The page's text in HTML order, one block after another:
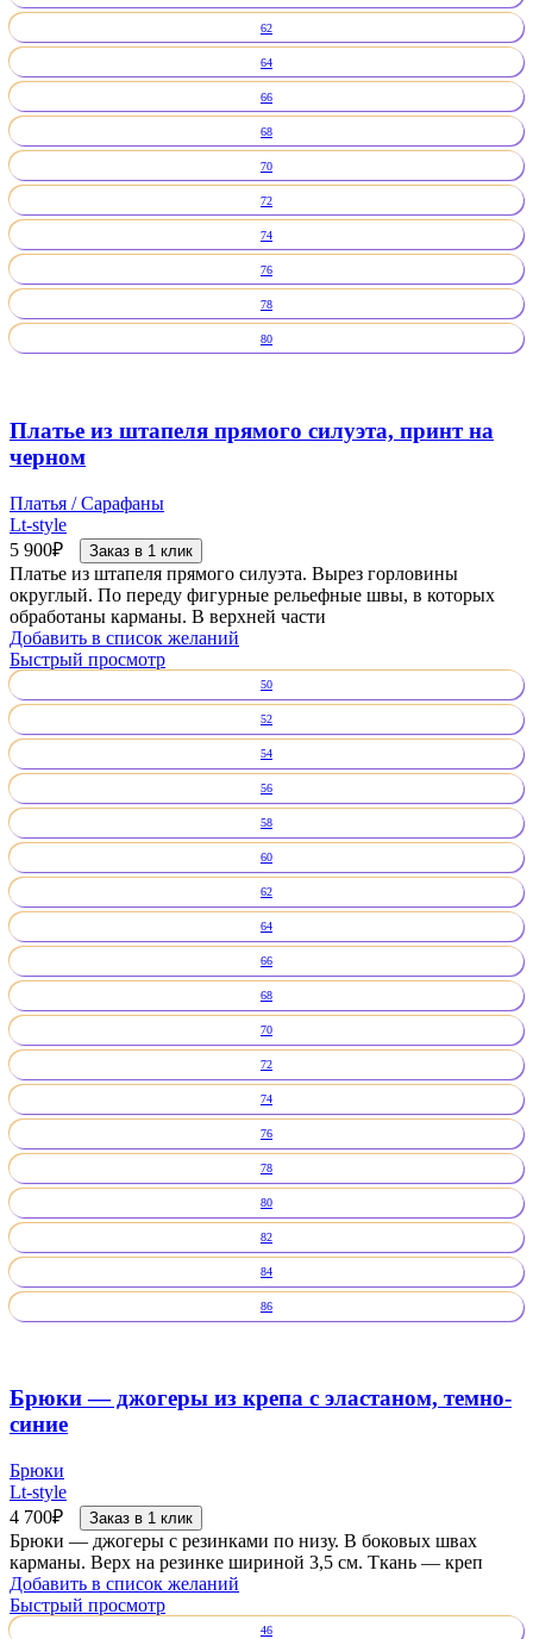
62
64
66
68
70
72
74
76
78
80
Платье из штапеля прямого силуэта, принт на
черном
Платья / Сарафаны
Lt-style
5 900₽ Заказ в 1 клик
Платье из штапеля прямого силуэта. Вырез горловины
округлый. По переду фигурные рельефные швы, в которых
обработаны карманы. В верхней части
Добавить в список желаний
Быстрый просмотр
50
52
54
56
58
60
62
64
66
68
70
72
74
76
78
80
82
84
86
Брюки — джогеры из крепа с эластаном, темно-
синие
Брюки
Lt-style
4 700₽ Заказ в 1 клик
Брюки — джогеры с резинками по низу. В боковых швах
карманы. Верх на резинке шириной 3,5 см. Ткань — креп
Добавить в список желаний
Быстрый просмотр
46